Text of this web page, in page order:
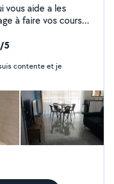
vous aide a les
à faire vos courses
bébé sitter
5
contente et je